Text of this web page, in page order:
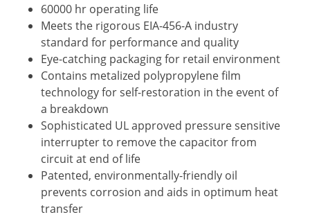
60000 hr operating life
Meets the rigorous EIA-456-A industry
standard for performance and quality
Eye-catching packaging for retail environment
Contains metalized polypropylene film
technology for self-restoration in the event of
a breakdown
Sophisticated UL approved pressure sensitive
interrupter to remove the capacitor from
circuit at end of life
Patented, environmentally-friendly oil
prevents corrosion and aids in optimum heat
transfer